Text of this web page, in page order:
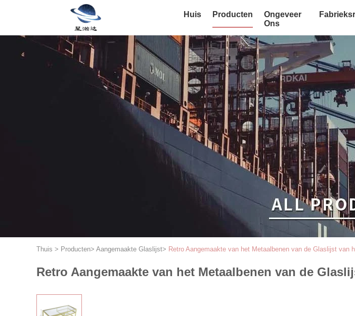
Huis Producten
Ongeveer
Ons
Thuis > Producten> Aangemaakte Glaslijst> Retro Aangemaakte van het Metaalbenen van de Glaslijst van
Retro Aangemaakte van het Metaalbenen van de